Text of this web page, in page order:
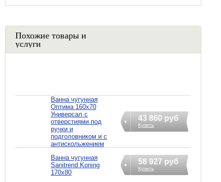
Похожие товары и
услуги
Ванна чугунная
Оптима 160х70
Универсал с
отверстиями под
ручки и
подголовником и с
антискольжением
43 860 руб
Купить
Ванна чугунная
Sanitrend Koning
170х80
58 927 руб
Купить